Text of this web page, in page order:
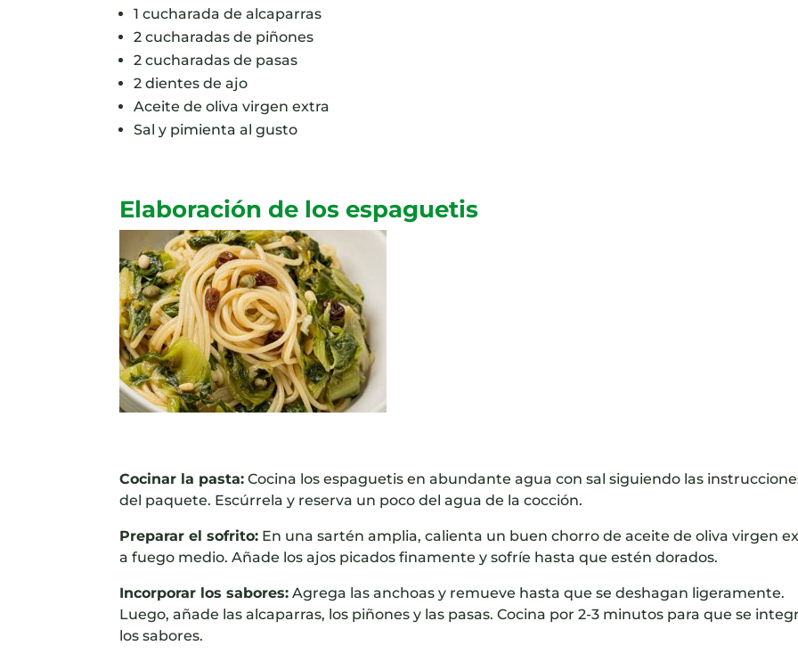
1 cucharada de alcaparras
2 cucharadas de piñones
2 cucharadas de pasas
2 dientes de ajo
Aceite de oliva virgen extra
Sal y pimienta al gusto
Elaboración de los espaguetis
Cocinar la pasta: Cocina los espaguetis en abundante agua con sal siguiendo las
del paquete. Escúrrela y reserva un poco del agua de la cocción.
Preparar el sofrito: En una sartén amplia, calienta un buen chorro de aceite de oliva virgen
a fuego medio. Añade los ajos picados finamente y sofríe hasta que estén dorados.
Incorporar los sabores: Agrega las anchoas y remueve hasta que se deshagan ligeramente.
Luego, añade las alcaparras, los piñones y las pasas. Cocina por 2-3 minutos para que se
los sabores.